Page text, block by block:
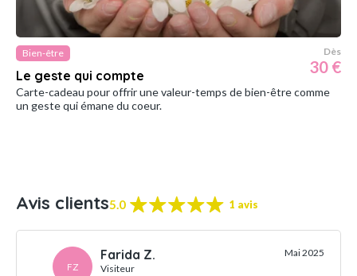
Bien-être
Le geste qui compte
Dès
30 €
Carte-cadeau pour offrir une valeur-temps de bien-être comme
un geste qui émane du coeur.
Avis clients5.0 1 avis
FZ
Farida Z.
Visiteur
Mai 2025